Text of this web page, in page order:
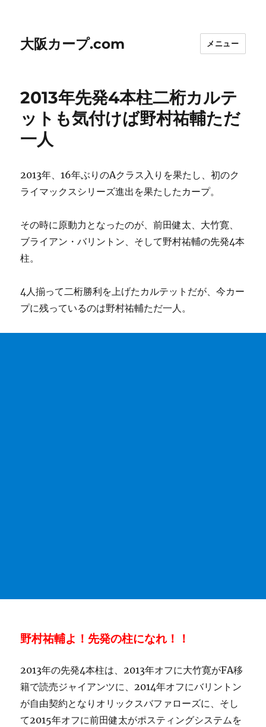
大阪カープ.com メニュー
2013年先発4本柱二桁カルテ
ットも気付けば野村祐輔ただ
一人
2013年、16年ぶりのAクラス入りを果たし、初のク
ライマックスシリーズ進出を果たしたカープ。
その時に原動力となったのが、前田健太、大竹寛、
ブライアン・バリントン、そして野村祐輔の先発4本
柱。
4人揃って二桁勝利を上げたカルテットだが、今カー
プに残っているのは野村祐輔ただ一人。
野村祐輔よ！先発の柱になれ！！
2013年の先発4本柱は、2013年オフに大竹寛がFA移
籍で読売ジャイアンツに、2014年オフにバリントン
が自由契約となりオリックスバファローズに、そし
て2015年オフに前田健太がポスティングシステムを